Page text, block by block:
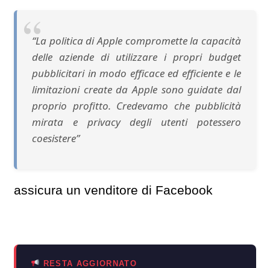
“La politica di Apple compromette la capacità
delle aziende di utilizzare i propri budget
pubblicitari in modo efficace ed efficiente e le
limitazioni create da Apple sono guidate dal
proprio profitto. Credevamo che pubblicità
mirata e privacy degli utenti potessero
coesistere”
assicura un venditore di Facebook
RESTA AGGIORNATO